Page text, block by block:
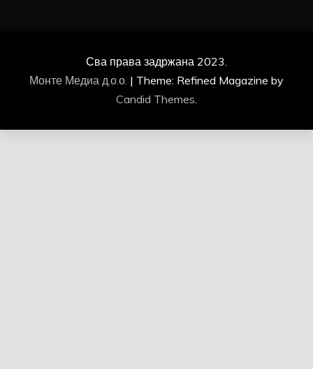
Сва права задржана 2023.
Монте Медиа д.о.о. | Theme: Refined Magazine by
Candid Themes